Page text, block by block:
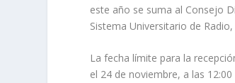
este año se suma al Consejo
Sistema Universitario de
La fecha límite para la
el 24 de noviembre, a las